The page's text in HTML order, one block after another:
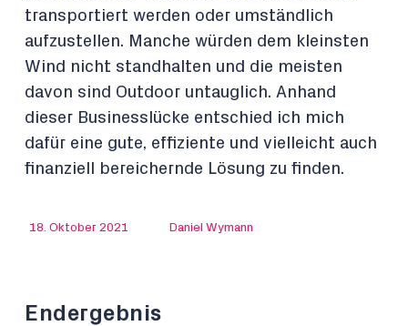
transportiert werden oder umständlich
aufzustellen. Manche würden dem kleinsten
Wind nicht standhalten und die meisten
davon sind Outdoor untauglich. Anhand
dieser Businesslücke entschied ich mich
dafür eine gute, effiziente und vielleicht auch
finanziell bereichernde Lösung zu finden.
18. Oktober 2021 Daniel Wymann
Endergebnis